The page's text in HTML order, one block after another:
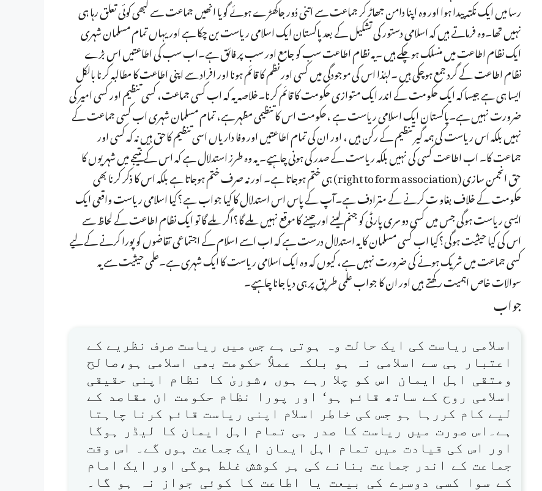
رسا میں ایک نکتہ پیدا ہوا اور وہ اپنا دامن جھاڑ کر جماعت سے اتنی دُور جاکھڑے ہوئے گویا انھیں جماعت سے کبھی کوئی تعلق رہا ہی
نہیں تھا۔وہ فرماتے ہیں کہ اسلامی دستور کی تشکیل کے بعد پاکستان ایک اسلامی ریاست بن چکا ہے اور یہاں تمام مسلمان شہری
ایک نظام اطاعت میں منسلک ہوچکے ہیں ۔یہ نظام اطاعت سب کو جامع اور سب پر فائق ہے۔اب سب کی اطاعتیں اس بڑے
نظام اطاعت کے گرد جمع ہوچکی ہیں ۔لہٰذا اس کی موجودگی میں کسی اور نظم کا قائم ہونا اور افراد سے اپنی اطاعت کا مطالبہ کرنا بالکل
ایسا ہی ہے جیسا کہ ایک حکومت کے اندر ایک متوازی حکومت کا قائم کرنا۔خلاصہ یہ کہ اب کسی جماعت، کسی تنظیم اور کسی امیر کی
ضرورت نہیں ہے۔پاکستان ایک اسلامی ریاست ہے ،حکومت اس کا تنظیمی مظہر ہے، تمام مسلمان شہری اب کسی جماعت کے
نہیں بلکہ اس ریاست کی ہمہ گیر تنظیم کے رکن ہیں ، اور ان کی تمام اطاعتیں اور وفا داریاں اسی تنظیم کاحق ہیں نہ کہ کسی اور
جماعت کا۔ اب اطاعت کسی کی نہیں بلکہ ریاست کے صدر کی ہونی چاہیے۔ یہ وہ طرز استدلال ہے کہ اس کے نتیجے میں شہریوں کا
حق انجمن سازی (right to form association) ہی ختم ہوجاتا ہے۔ اور نہ صرف ختم ہوجاتا ہے بلکہ اس کا ذکر کرنا بھی
حکومت کے خلاف بغاو ت کرنے کے مترادف ہے۔آپ کے پاس اس استدلال کا کیا جواب ہے؟کیا اسلامی ریاست واقعی ایک
ایسی ریاست ہوگی جس میں کسی دوسری پارٹی کو جنم لینے اور جینے کا موقع نہیں ملے گا؟اگر ملے گا تو ایک نظام اطاعت کے لحاظ سے
اس کی کیا حیثیت ہوگی؟کیا اب کسی مسلمان کا یہ استدلال درست ہے کہ اب اسے اسلام کے اجتماعی تقاضوں کو پورا کرنے کے لیے
کسی جماعت میں شریک ہونے کی ضرورت نہیں ہے، کیوں کہ وہ ایک اسلامی ریاست کا ایک شہری ہے۔علمی حیثیت سے یہ
سوالات خاص اہمیت رکھتے ہیں اور ان کا جواب علمی طریق پر ہی دیا جانا چاہیے۔
جواب
اسلامی ریاست کی ایک حالت وہ ہوتی ہے جس میں ریاست صرف نظریے کے
اعتبار ہی سے اسلامی نہ ہو بلکہ عملاً حکومت بھی اسلامی ہو،صالح
ومتقی اہل ایمان اس کو چلا رہے ہوں ،شوریٰ کا نظام اپنی حقیقی
اسلامی روح کے ساتھ قائم ہو‘ اور پورا نظام حکومت ان مقاصد کے
لیے کام کررہا ہو جس کی خاطر اسلام اپنی ریاست قائم کرنا چاہتا
ہے۔اس صورت میں ریاست کا صدر ہی تمام اہل ایمان کا لیڈر ہوگا
اور اس کی قیادت میں تمام اہل ایمان ایک جماعت ہوں گے۔ اس وقت
جماعت کے اندر جماعت بنانے کی ہر کوشش غلط ہوگی اور ایک امام
کے سوا کسی دوسرے کی بیعت یا اطاعت کا کوئی جواز نہ ہو گا۔